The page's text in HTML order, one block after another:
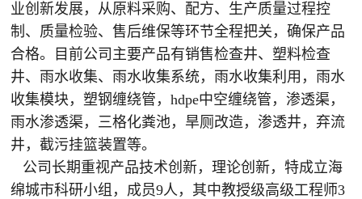
业创新发展，从原料采购、配方、生产质量过程控
制、质量检验、售后维保等环节全程把关，确保产品
合格。目前公司主要产品有销售检查井、塑料检查
井、雨水收集、雨水收集系统，雨水收集利用，雨水
收集模块，塑钢缠绕管，hdpe中空缠绕管，渗透渠，
雨水渗透渠，三格化粪池，旱厕改造，渗透井，弃流
井，截污挂篮装置等。
公司长期重视产品技术创新，理论创新，特成立海
绵城市科研小组，成员9人，其中教授级高级工程师3